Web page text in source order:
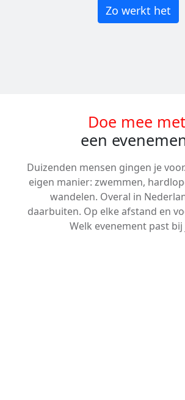
Zo werkt het
Doe mee met
een
Duizenden mensen gingen je
eigen manier: zwemmen,
wandelen. Overal in
daarbuiten. Op elke afstand en
Welk evenement past bij